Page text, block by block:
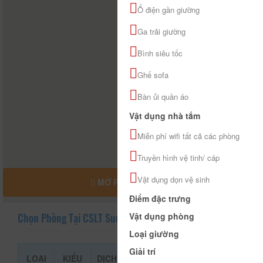
MỞ RỘNG BẢN ĐỒ
Chọn Phòng Tại CSLT Sunrise House
LOẠI
KIỂU
DỊCH
GIÁ THAM
Ổ điện gần giường
Ga trải giường
Bình siêu tốc
Ghế sofa
Bàn ủi quần áo
Vật dụng nhà tắm
Miễn phí wifi tất cả các phòng
Truyền hình vệ tinh/ cáp
Vật dụng dọn vệ sinh
Điểm đặc trưng
Vật dụng phòng
Loại giường
Giải trí